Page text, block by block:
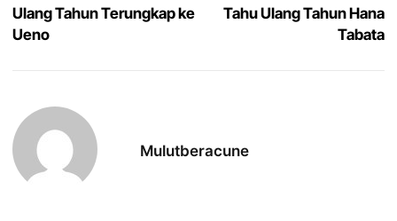
Ulang Tahun Terungkap ke
Ueno
Tahu Ulang Tahun Hana
Tabata
Mulutberacune